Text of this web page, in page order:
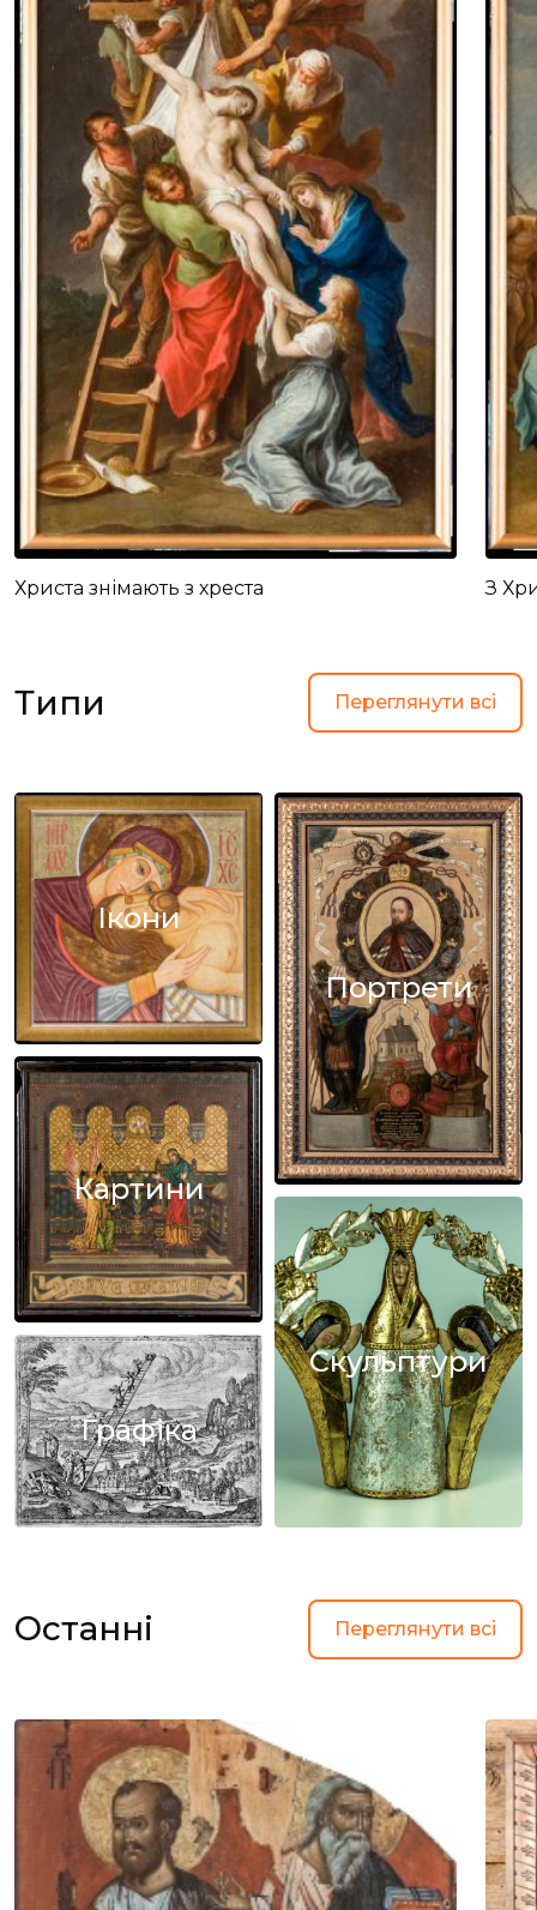
Христа знімають з хреста З
Типи Переглянути всі
Ікони
Портрети
Картини
Скульптури
Графіка
Останні Переглянути всі